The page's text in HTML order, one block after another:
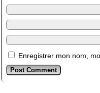
Enregistrer mon nom,